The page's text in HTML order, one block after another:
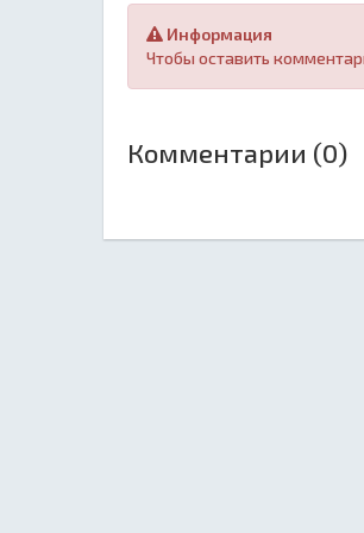
Информация
Чтобы оставить
Комментарии (0)